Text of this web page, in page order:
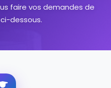
faire vos demandes de
dessous.